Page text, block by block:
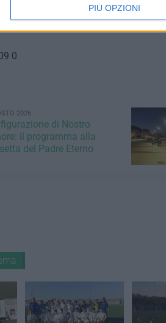
PIÙ OPZIONI
0
2026
di Nostro
il programma alla
del Padre Eterno